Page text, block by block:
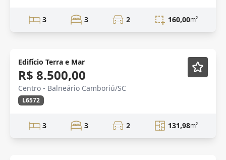
3 3 2 160,00m²
Lançamento
Edifício Terra e Mar
R$ 8.500,00
Centro - Balneário Camboriú/SC
L6572
3 3 2 131,98m²